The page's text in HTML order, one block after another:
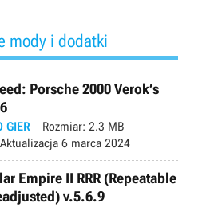
mody i dodatki
Porsche 2000 Verok’s
GIER Rozmiar: 2.3 MB
Aktualizacja 6 marca 2024
Empire II RRR (Repeatable
v.5.6.9